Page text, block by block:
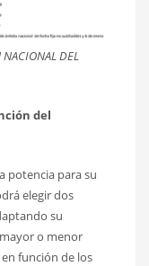
NACIONAL DEL
del
potencia para su
elegir dos
su
o menor
función de los